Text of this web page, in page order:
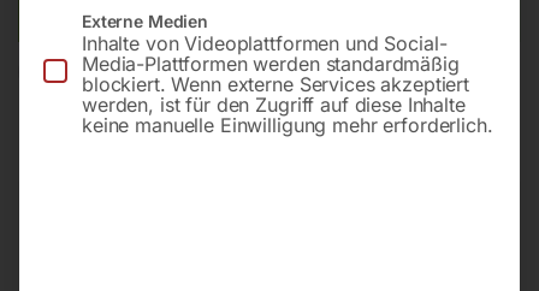
Andere Länder können abweichen.
In den Warenkorb
Externe Medien
Inhalte von Videoplattformen und Social-
Media-Plattformen werden standardmäßig
blockiert. Wenn externe Services akzeptiert
werden, ist für den Zugriff auf diese Inhalte
keine manuelle Einwilligung mehr erforderlich.